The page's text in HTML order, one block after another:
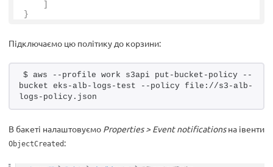
}
Підключаємо цю політику до корзини:
$ aws --profile work s3api put-bucket-policy --
bucket eks-alb-logs-test --policy file://s3-alb-
logs-policy.json
В бакеті налаштовуємо Properties > Event notificationsна івенти
ObjectCreated :